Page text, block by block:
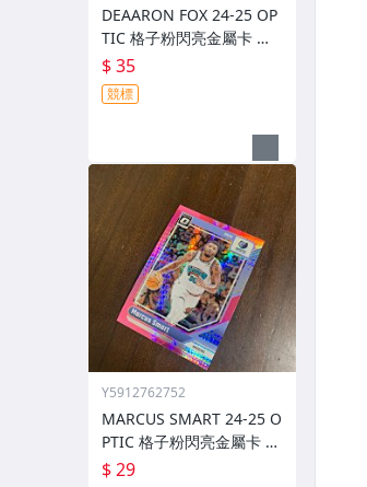
DEAARON FOX 24-25 OP
TIC 格子粉閃亮金屬卡 編
$ 35
競標
Y5912762752
MARCUS SMART 24-25 O
PTIC 格子粉閃亮金屬卡 編
$ 29